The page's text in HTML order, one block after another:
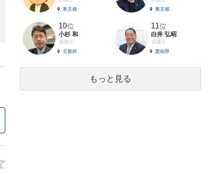
東京都
東京都
10位
小杉 和
弁護士
京都府
11位
白井 弘昭
弁護士
愛知県
もっと見る